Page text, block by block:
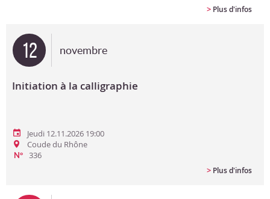
> Plus d'infos
12 novembre
Initiation à la calligraphie
Jeudi 12.11.2026 19:00
Coude du Rhône
N°
336
> Plus d'infos